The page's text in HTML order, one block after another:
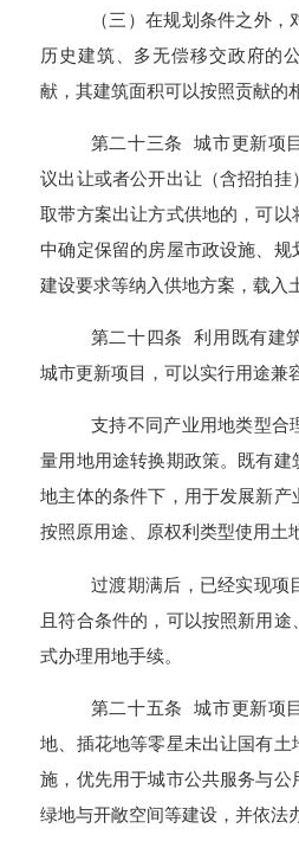
（三）在规划条件之外
历史建筑、多无偿移交政府的
献，其建筑面积可以按照贡献的
第二十三条 城市更新项
议出让或者公开出让（含招拍
取带方案出让方式供地的，可以
中确定保留的房屋市政设施、
建设要求等纳入供地方案，载入
第二十四条 利用既有建
城市更新项目，可以实行用途兼
支持不同产业用地类型合
量用地用途转换期政策。既有建
地主体的条件下，用于发展新产
按照原用途、原权利类型使用土
过渡期满后，已经实现项
且符合条件的，可以按照新用
式办理用地手续。
第二十五条 城市更新项
地、插花地等零星未出让国有
施，优先用于城市公共服务与公
绿地与开敞空间等建设，并依法